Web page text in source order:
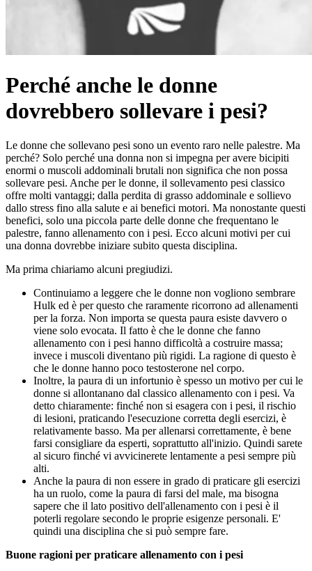
Perché anche le donne
dovrebbero sollevare i pesi?
Le donne che sollevano pesi sono un evento raro nelle palestre. Ma
perché? Solo perché una donna non si impegna per avere bicipiti
enormi o muscoli addominali brutali non significa che non possa
sollevare pesi. Anche per le donne, il sollevamento pesi classico
offre molti vantaggi; dalla perdita di grasso addominale e sollievo
dallo stress fino alla salute e ai benefici motori. Ma nonostante questi
benefici, solo una piccola parte delle donne che frequentano le
palestre, fanno allenamento con i pesi. Ecco alcuni motivi per cui
una donna dovrebbe iniziare subito questa disciplina.
Ma prima chiariamo alcuni pregiudizi.
Continuiamo a leggere che le donne non vogliono sembrare
Hulk ed è per questo che raramente ricorrono ad allenamenti
per la forza. Non importa se questa paura esiste davvero o
viene solo evocata. Il fatto è che le donne che fanno
allenamento con i pesi hanno difficoltà a costruire massa;
invece i muscoli diventano più rigidi. La ragione di questo è
che le donne hanno poco testosterone nel corpo.
Inoltre, la paura di un infortunio è spesso un motivo per cui le
donne si allontanano dal classico allenamento con i pesi. Va
detto chiaramente: finché non si esagera con i pesi, il rischio
di lesioni, praticando l'esecuzione corretta degli esercizi, è
relativamente basso. Ma per allenarsi correttamente, è bene
farsi consigliare da esperti, soprattutto all'inizio. Quindi sarete
al sicuro finché vi avvicinerete lentamente a pesi sempre più
alti.
Anche la paura di non essere in grado di praticare gli esercizi
ha un ruolo, come la paura di farsi del male, ma bisogna
sapere che il lato positivo dell'allenamento con i pesi è il
poterli regolare secondo le proprie esigenze personali. E'
quindi una disciplina che si può sempre fare.
Buone ragioni per praticare allenamento con i pesi